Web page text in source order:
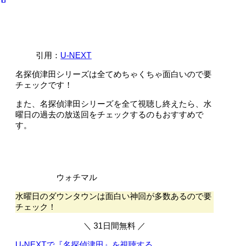
引用： U-NEXT
名探偵津田シリーズは全てめちゃくちゃ面白いので要
チェックです！
また、名探偵津田シリーズを全て視聴し終えたら、水
曜日の過去の放送回をチェックするのもおすすめで
す。
ウォチマル
水曜日のダウンタウンは面白い神回が多数あるので要
チェック！
＼ 31日間無料 ／